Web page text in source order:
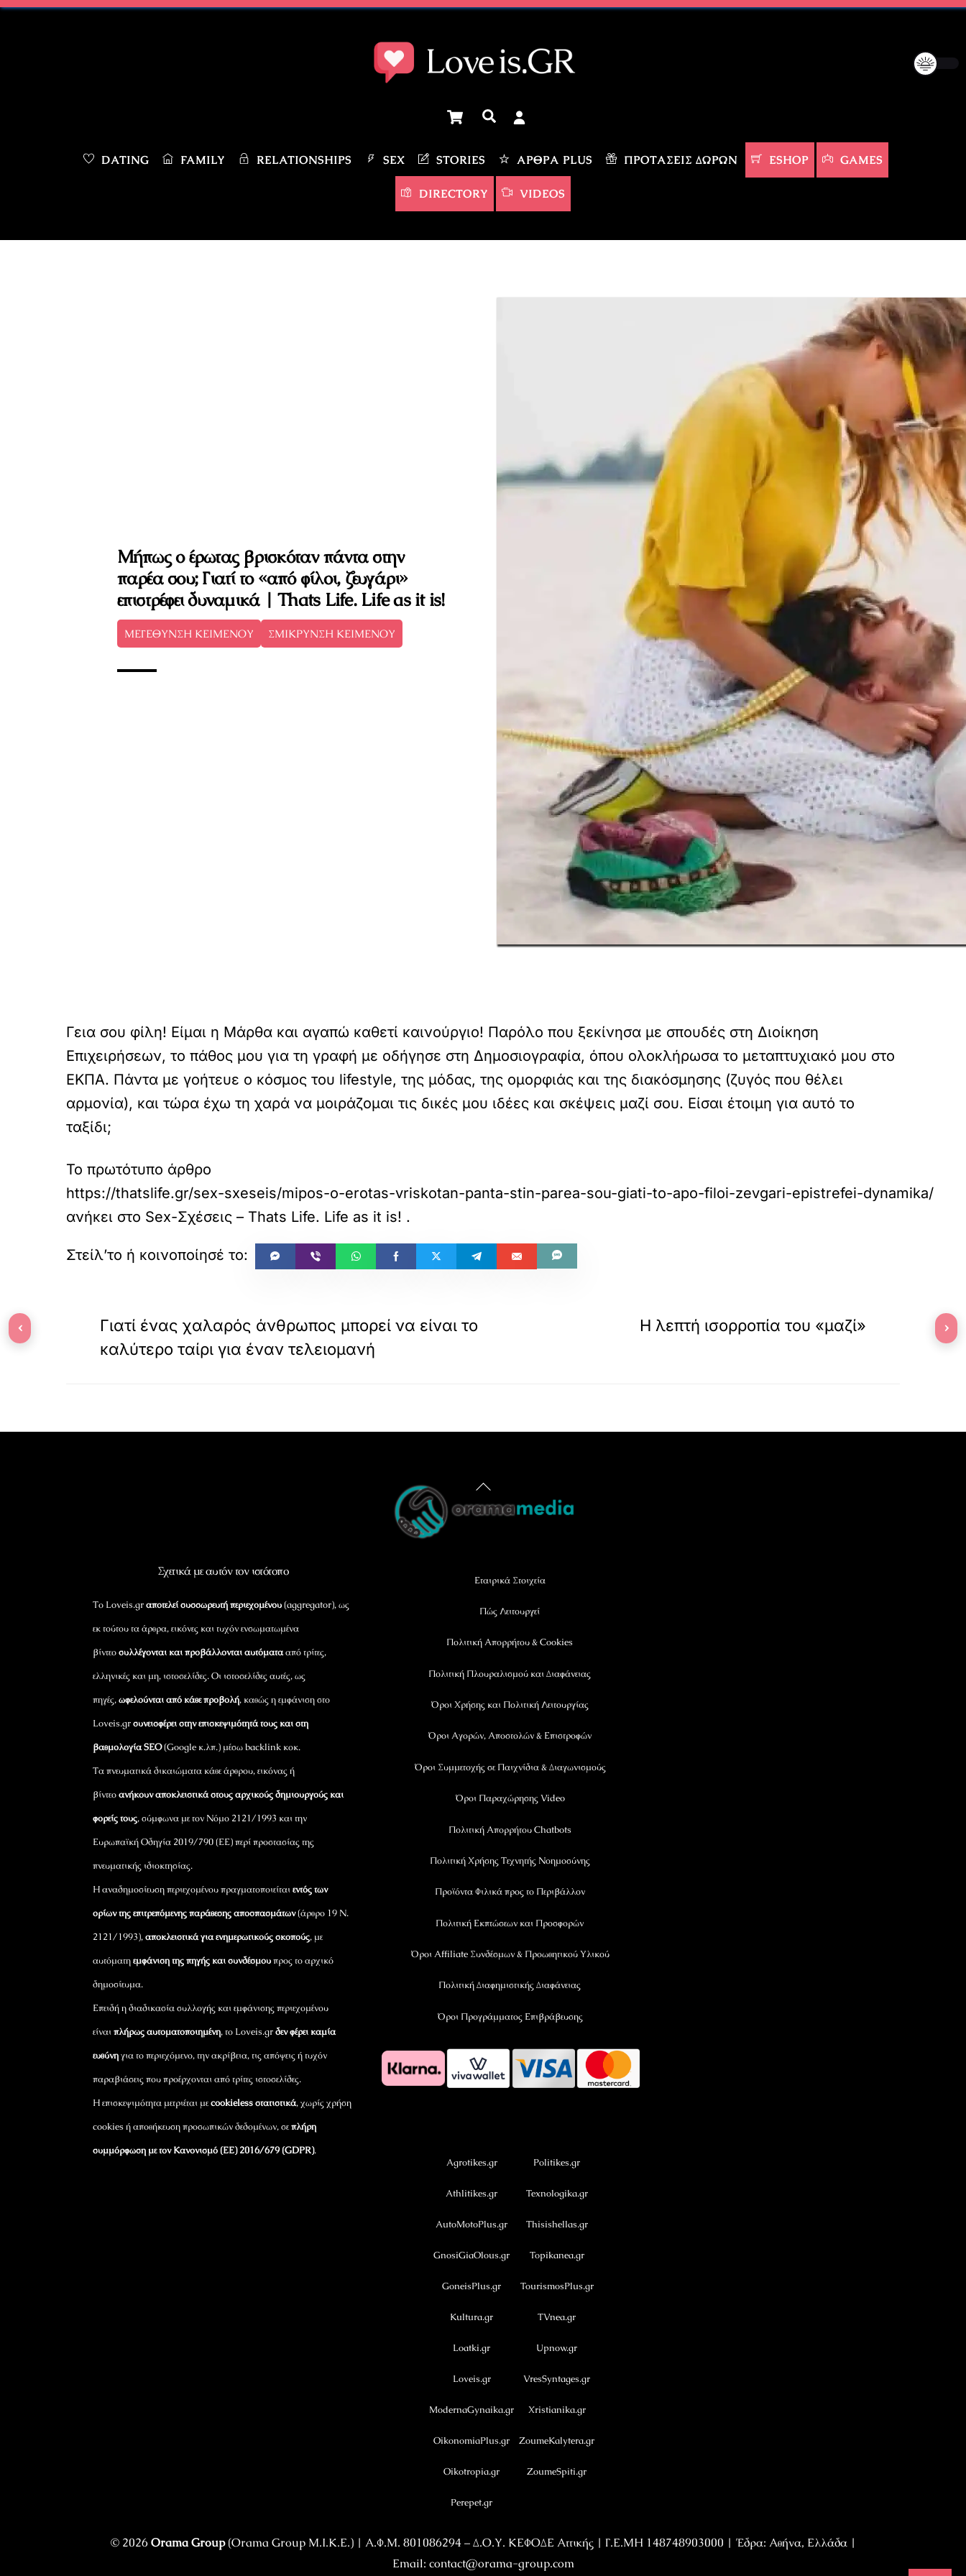
Skip
CartΑναζήτηση
DATING FAMILY RELATIONSHIPS SEX STORIES ΆΡΘΡΑ PLUS ΠΡΟΤΆΣΕΙΣ ΔΏΡΩΝ ESHOP GAMES
DIRECTORY VIDEOS
Μήπως ο έρωτας βρισκόταν πάντα στην
παρέα σου; Γιατί το «από φίλοι, ζευγάρι»
επιστρέφει δυναμικά | Thats Life. Life as it is!
ΜΕΓΕΘΥΝΣΗ ΚΕΙΜΕΝΟΥ ΣΜΙΚΡΥΝΣΗ ΚΕΙΜΕΝΟΥ
Γεια σου φίλη! Είμαι η Μάρθα και αγαπώ καθετί καινούργιο! Παρόλο που ξεκίνησα με σπουδές στη Διοίκηση
Επιχειρήσεων, το πάθος μου για τη γραφή με οδήγησε στη Δημοσιογραφία, όπου ολοκλήρωσα το μεταπτυχιακό μου στο
ΕΚΠΑ. Πάντα με γοήτευε ο κόσμος του lifestyle, της μόδας, της ομορφιάς και της διακόσμησης (ζυγός που θέλει
αρμονία), και τώρα έχω τη χαρά να μοιράζομαι τις δικές μου ιδέες και σκέψεις μαζί σου. Είσαι έτοιμη για αυτό το
ταξίδι;
Το πρωτότυπο άρθρο
https://thatslife.gr/sex-sxeseis/mipos-o-erotas-vriskotan-panta-stin-parea-sou-giati-to-apo-filoi-zevgari-epistrefei-dynamika/
ανήκει στο Sex-Σχέσεις – Thats Life. Life as it is! .
Γιατί ένας χαλαρός άνθρωπος μπορεί να είναι το
καλύτερο ταίρι για έναν τελειομανή
Η λεπτή ισορροπία του «μαζί»
Back
To
Σχετικά με αυτόν τον ιστότοπο
Το Loveis.grαποτελεί συσσωρευτή περιεχομένου(aggregator), ως
εκ τούτου τα άρθρα, εικόνες και τυχόν ενσωματωμένα
βίντεοσυλλέγονται και προβάλλονται αυτόματααπό τρίτες,
ελληνικές και μη, ιστοσελίδες. Οι ιστοσελίδες αυτές, ως
πηγές,ωφελούνται από κάθε προβολή, καθώς η εμφάνιση στο
Loveis.grσυνεισφέρει στην επισκεψιμότητά τους και στη
βαθμολογία SEO(Google κ.λπ.) μέσω backlink κοκ.
Τα πνευματικά δικαιώματα κάθε άρθρου, εικόνας ή
βίντεοανήκουν αποκλειστικά στους αρχικούς δημιουργούς και
φορείς τους, σύμφωνα με τον Νόμο 2121/1993 και την
Ευρωπαϊκή Οδηγία 2019/790 (ΕΕ) περί προστασίας της
πνευματικής ιδιοκτησίας.
Η αναδημοσίευση περιεχομένου πραγματοποιείταιεντός των
ορίων της επιτρεπόμενης παράθεσης αποσπασμάτων(άρθρο 19 Ν.
2121/1993),αποκλειστικά για ενημερωτικούς σκοπούς, με
αυτόματηεμφάνιση της πηγής και συνδέσμουπρος το αρχικό
δημοσίευμα.
Επειδή η διαδικασία συλλογής και εμφάνισης περιεχομένου
είναιπλήρως αυτοματοποιημένη, το Loveis.grδεν φέρει καμία
ευθύνηγια το περιεχόμενο, την ακρίβεια, τις απόψεις ή τυχόν
παραβιάσεις που προέρχονται από τρίτες ιστοσελίδες.
Η επισκεψιμότητα μετριέται μεcookieless στατιστικά, χωρίς χρήση
cookies ή αποθήκευση προσωπικών δεδομένων, σεπλήρη
συμμόρφωση με τον Κανονισμό (ΕΕ) 2016/679 (GDPR).
Εταιρικά Στοιχεία
Πώς Λειτουργεί
Πολιτική Απορρήτου & Cookies
Πολιτική Πλουραλισμού και Διαφάνειας
Όροι Χρήσης και Πολιτική Λειτουργίας
Όροι Αγορών, Αποστολών & Επιστροφών
Όροι Συμμετοχής σε Παιχνίδια & Διαγωνισμούς
Όροι Παραχώρησης Video
Πολιτική Απορρήτου Chatbots
Πολιτική Χρήσης Τεχνητής Νοημοσύνης
Προϊόντα Φιλικά προς το Περιβάλλον
Πολιτική Εκπτώσεων και Προσφορών
Όροι Affiliate Συνδέσμων & Προωθητικού Υλικού
Πολιτική Διαφημιστικής Διαφάνειας
Όροι Προγράμματος Επιβράβευσης
Agrotikes.gr Politikes.gr
Athlitikes.gr Texnologika.gr
AutoMotoPlus.gr Thisishellas.gr
GnosiGiaOlous.gr Topikanea.gr
GoneisPlus.gr TourismosPlus.gr
Kultura.gr TVnea.gr
Loatki.gr Upnow.gr
Loveis.gr VresSyntages.gr
ModernaGynaika.gr Xristianika.gr
OikonomiaPlus.gr ZoumeKalytera.gr
Oikotropia.gr ZoumeSpiti.gr
Perepet.gr
© 2026Orama Group(Orama Group Μ.Ι.Κ.Ε.) | Α.Φ.Μ. 801086294 – Δ.Ο.Υ. ΚΕΦΟΔΕ Αττικής | Γ.Ε.ΜΗ 148748903000 | Έδρα: Αθήνα, Ελλάδα |
Email: contact@orama-group.com
‹ ›